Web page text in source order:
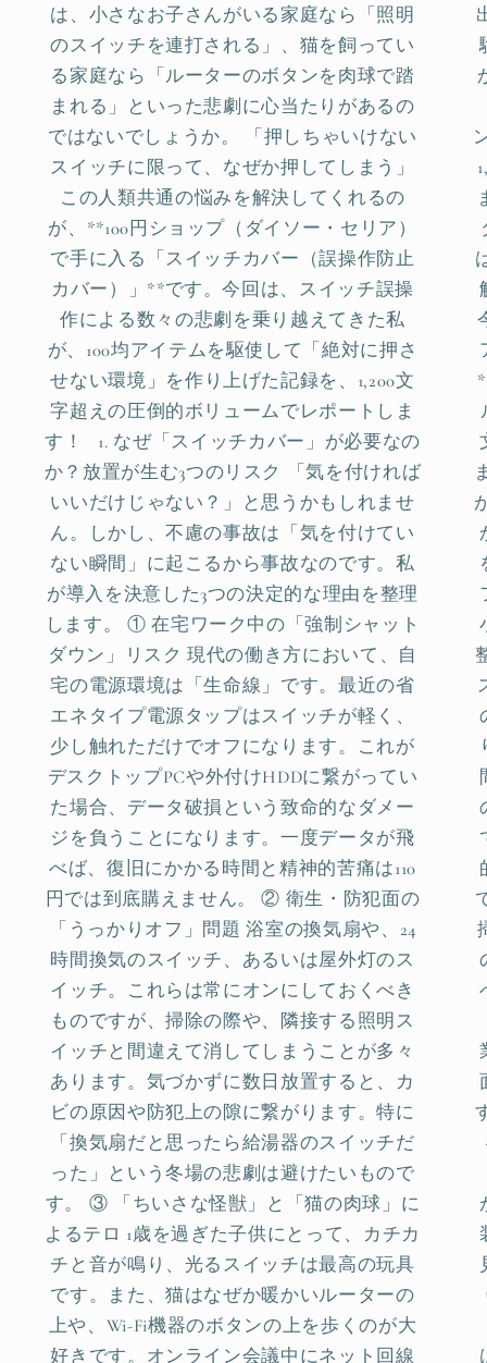
は、小さなお子さんがいる家庭なら「照明
のスイッチを連打される」、猫を飼ってい
る家庭なら「ルーターのボタンを肉球で踏
まれる」といった悲劇に心当たりがあるの
ではないでしょうか。 「押しちゃいけない
スイッチに限って、なぜか押してしまう」
この人類共通の悩みを解決してくれるの
が、**100円ショップ（ダイソー・セリア）
で手に入る「スイッチカバー（誤操作防止
カバー）」**です。今回は、スイッチ誤操
作による数々の悲劇を乗り越えてきた私
が、100均アイテムを駆使して「絶対に押さ
せない環境」を作り上げた記録を、1,200文
字超えの圧倒的ボリュームでレポートしま
す！ 1. なぜ「スイッチカバー」が必要なの
か？放置が生む3つのリスク 「気を付ければ
いいだけじゃない？」と思うかもしれませ
ん。しかし、不慮の事故は「気を付けてい
ない瞬間」に起こるから事故なのです。私
が導入を決意した3つの決定的な理由を整理
します。 ① 在宅ワーク中の「強制シャット
ダウン」リスク 現代の働き方において、自
宅の電源環境は「生命線」です。最近の省
エネタイプ電源タップはスイッチが軽く、
少し触れただけでオフになります。これが
デスクトップPCや外付けHDDに繋がってい
た場合、データ破損という致命的なダメー
ジを負うことになります。一度データが飛
べば、復旧にかかる時間と精神的苦痛は110
円では到底購えません。 ② 衛生・防犯面の
「うっかりオフ」問題 浴室の換気扇や、24
時間換気のスイッチ、あるいは屋外灯のス
イッチ。これらは常にオンにしておくべき
ものですが、掃除の際や、隣接する照明ス
イッチと間違えて消してしまうことが多々
あります。気づかずに数日放置すると、カ
ビの原因や防犯上の隙に繋がります。特に
「換気扇だと思ったら給湯器のスイッチだ
った」という冬場の悲劇は避けたいもので
す。 ③ 「ちいさな怪獣」と「猫の肉球」に
よるテロ 1歳を過ぎた子供にとって、カチカ
チと音が鳴り、光るスイッチは最高の玩具
です。また、猫はなぜか暖かいルーターの
上や、Wi-Fi機器のボタンの上を歩くのが大
好きです。オンライン会議中にネット回線